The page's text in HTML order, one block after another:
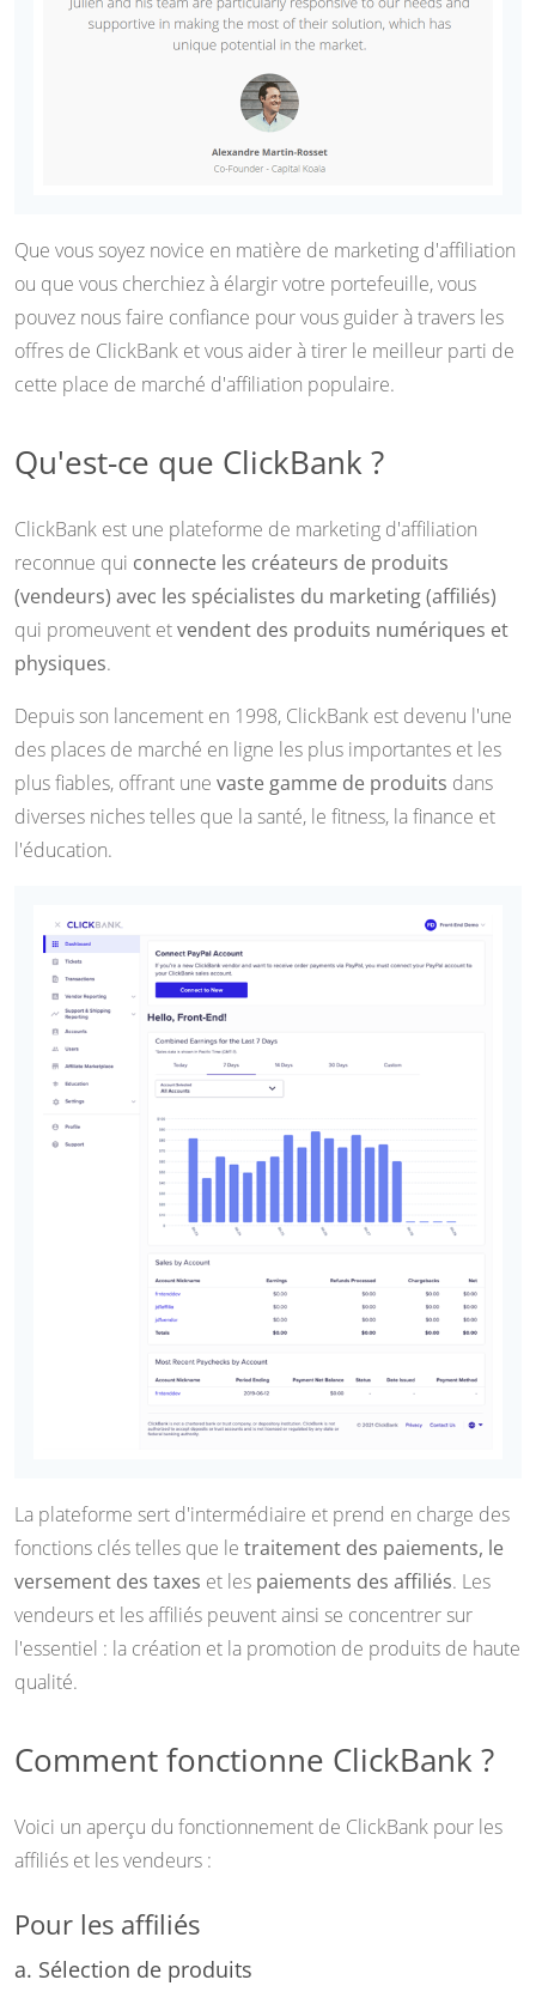
Que vous soyez novice en matière de marketing d'affiliation
ou que vous cherchiez à élargir votre portefeuille, vous
pouvez nous faire confiance pour vous guider à travers les
offres de ClickBank et vous aider à tirer le meilleur parti de
cette place de marché d'affiliation populaire.
Qu'est-ce que ClickBank ?
ClickBank est une plateforme de marketing d'affiliation
reconnue qui connecte les créateurs de produits
(vendeurs) avec les spécialistes du marketing (affiliés)
qui promeuvent etvendent des produits numériques et
physiques.
Depuis son lancement en 1998, ClickBank est devenu l'une
des places de marché en ligne les plus importantes et les
plus fiables, offrant une vaste gamme de produits dans
diverses niches telles que la santé, le fitness, la finance et
l'éducation.
La plateforme sert d'intermédiaire et prend en charge des
fonctions clés telles que le traitement des paiements, le
versement des taxes et les paiements des affiliés. Les
vendeurs et les affiliés peuvent ainsi se concentrer sur
l'essentiel : la création et la promotion de produits de haute
qualité.
Comment fonctionne ClickBank ?
Voici un aperçu du fonctionnement de ClickBank pour les
affiliés et les vendeurs :
Pour les affiliés
a. Sélection de produits